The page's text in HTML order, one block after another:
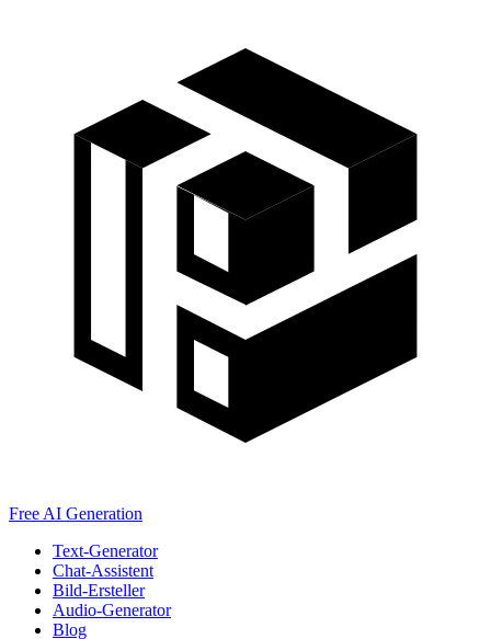
Free AI Generation
Text-Generator
Chat-Assistent
Bild-Ersteller
Audio-Generator
Blog